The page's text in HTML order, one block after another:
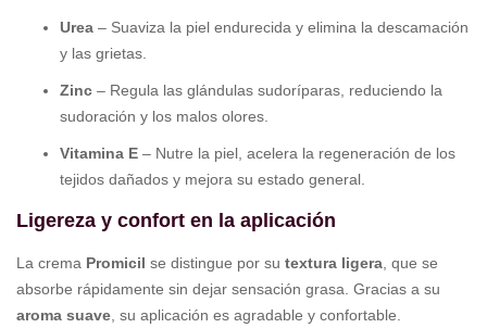
Urea – Suaviza la piel endurecida y elimina la descamación
y las grietas.
Zinc – Regula las glándulas sudoríparas, reduciendo la
sudoración y los malos olores.
Vitamina E – Nutre la piel, acelera la regeneración de los
tejidos dañados y mejora su estado general.
Ligereza y confort en la aplicación
La crema Promicil se distingue por su textura ligera , que se
absorbe rápidamente sin dejar sensación grasa. Gracias a su
aroma suave , su aplicación es agradable y confortable.